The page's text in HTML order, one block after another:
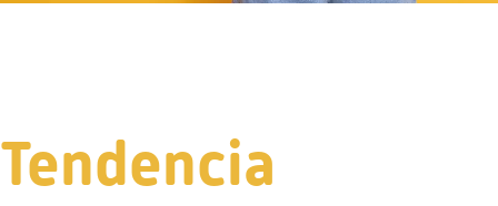
Tendencia